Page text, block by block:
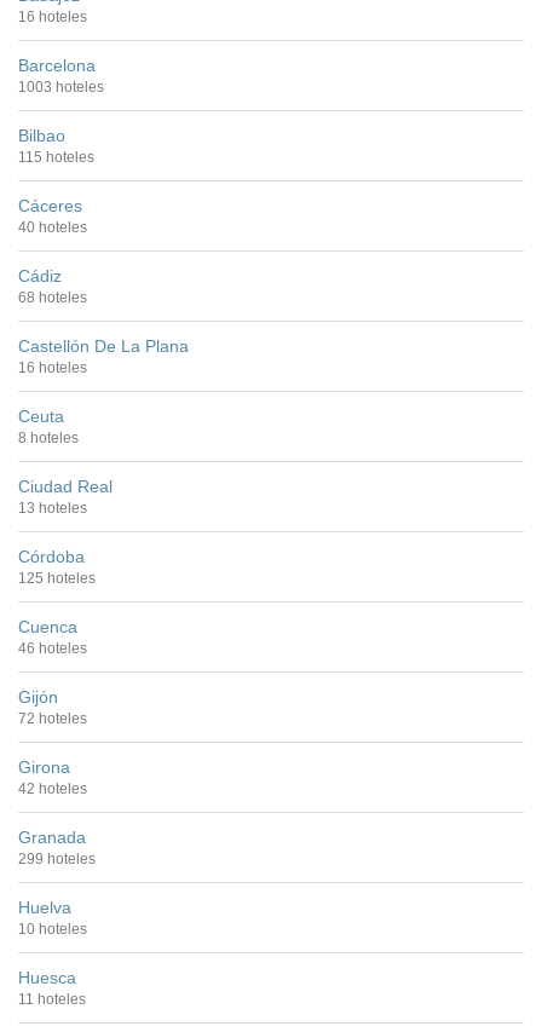
16 hoteles
Barcelona
1003 hoteles
Bilbao
115 hoteles
Cáceres
40 hoteles
Cádiz
68 hoteles
Castellón De La Plana
16 hoteles
Ceuta
8 hoteles
Ciudad Real
13 hoteles
Córdoba
125 hoteles
Cuenca
46 hoteles
Gijón
72 hoteles
Girona
42 hoteles
Granada
299 hoteles
Huelva
10 hoteles
Huesca
11 hoteles